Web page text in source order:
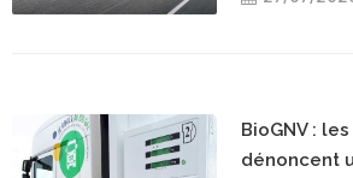
BioGNV :
dénoncent